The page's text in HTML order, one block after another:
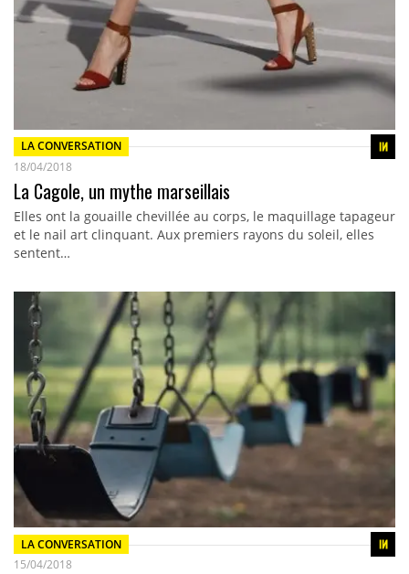
LA CONVERSATION
18/04/2018
La Cagole, un mythe marseillais
Elles ont la gouaille chevillée au corps, le maquillage tapageur
et le nail art clinquant. Aux premiers rayons du soleil, elles
sentent…
LA CONVERSATION
15/04/2018